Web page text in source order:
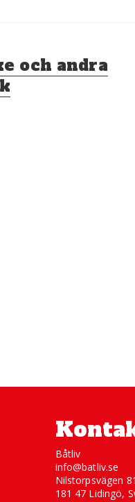
och andra
Båtliv
info@batliv.se
Nilstorpsvägen 81
181 47 Lidingö,